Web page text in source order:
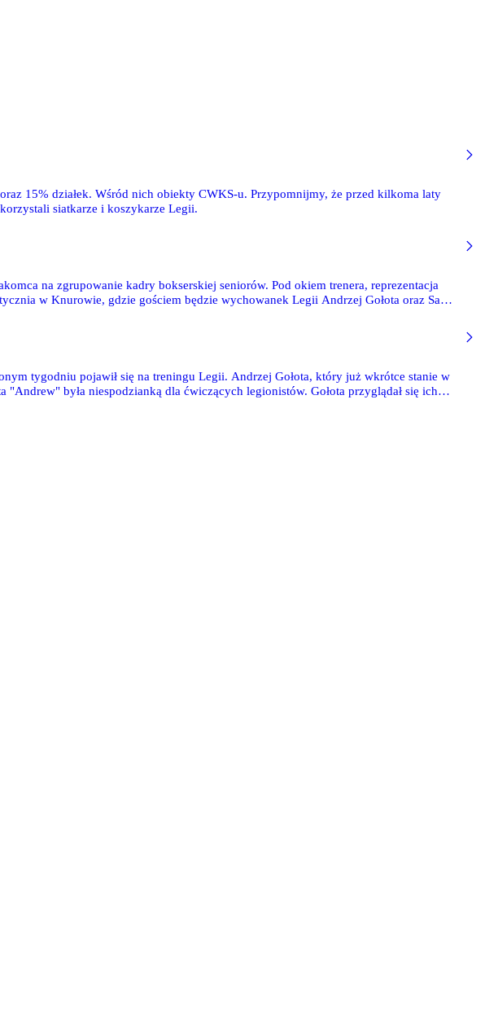
15% działek. Wśród nich obiekty CWKS-u. Przypomnijmy, że przed kilkoma laty
siatkarze i koszykarze Legii.
na zgrupowanie kadry bokserskiej seniorów. Pod okiem trenera, reprezentacja
w Knurowie, gdzie gościem będzie wychowanek Legii Andrzej Gołota oraz Sam
tygodniu pojawił się na treningu Legii. Andrzej Gołota, który już wkrótce stanie w
była niespodzianką dla ćwiczących legionistów. Gołota przyglądał się ich